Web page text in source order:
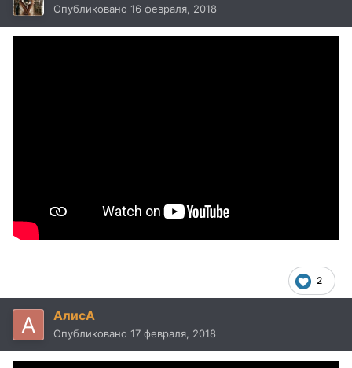
Опубликовано 16 февраля, 2018
2
AлисA
Опубликовано 17 февраля, 2018